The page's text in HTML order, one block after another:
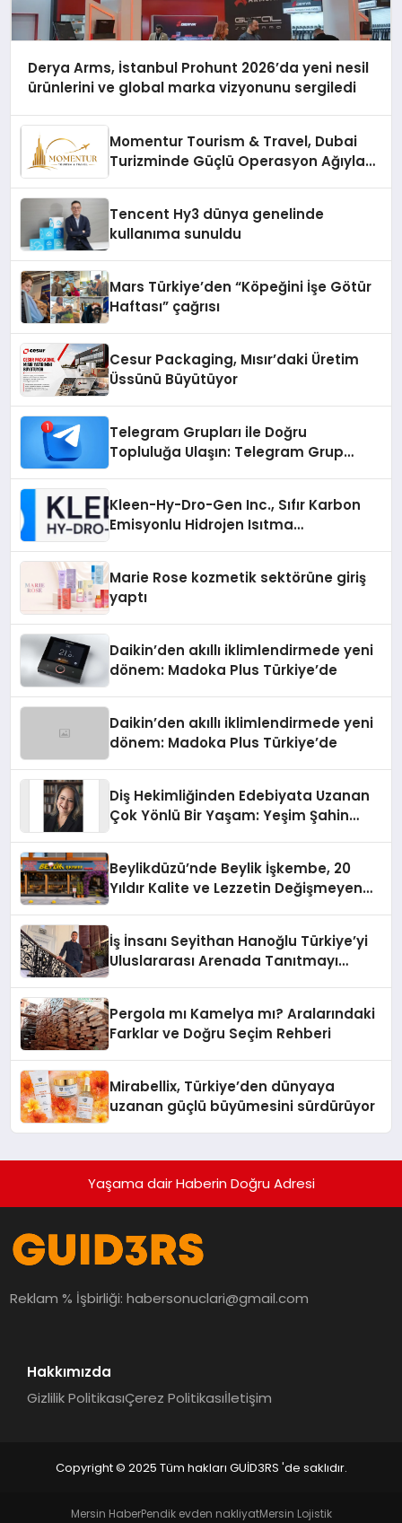
Derya Arms, İstanbul Prohunt 2026’da yeni nesil
ürünlerini ve global marka vizyonunu sergiledi
Momentur Tourism & Travel, Dubai
Turizminde Güçlü Operasyon Ağıyla
Tencent Hy3 dünya genelinde
kullanıma sunuldu
Mars Türkiye’den “Köpeğini İşe Götür
Haftası” çağrısı
Cesur Packaging, Mısır’daki Üretim
Üssünü Büyütüyor
Telegram Grupları ile Doğru
Topluluğa Ulaşın: Telegram Grup
Kleen-Hy-Dro-Gen Inc., Sıfır Karbon
Emisyonlu Hidrojen Isıtma
Marie Rose kozmetik sektörüne giriş
yaptı
Daikin’den akıllı iklimlendirmede yeni
dönem: Madoka Plus Türkiye’de
Daikin’den akıllı iklimlendirmede yeni
dönem: Madoka Plus Türkiye’de
Diş Hekimliğinden Edebiyata Uzanan
Çok Yönlü Bir Yaşam: Yeşim Şahin
Beylikdüzü’nde Beylik İşkembe, 20
Yıldır Kalite ve Lezzetin Değişmeyen
İş İnsanı Seyithan Hanoğlu Türkiye’yi
Uluslararası Arenada Tanıtmayı
Pergola mı Kamelya mı? Aralarındaki
Farklar ve Doğru Seçim Rehberi
Mirabellix, Türkiye’den dünyaya
uzanan güçlü büyümesini sürdürüyor
Yaşama dair Haberin Doğru Adresi
Reklam % İşbirliği:habersonuclari@gmail.com
Hakkımızda
Gizlilik PolitikasıÇerez Politikasıİletişim
Copyright © 2025 Tüm hakları GUİD3RS 'de saklıdır.
Mersin HaberPendik evden nakliyatMersin Lojistik